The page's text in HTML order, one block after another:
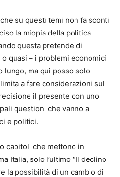
su questi temi non fa sconti
la miopia della politica
questa pretende di
o quasi – i problemi economici
lungo, ma qui posso solo
a fare considerazioni sul
il presente con uno
questioni che vanno a
e politici.
capitoli che mettono in
Italia, solo l’ultimo “Il declino
la possibilità di un cambio di